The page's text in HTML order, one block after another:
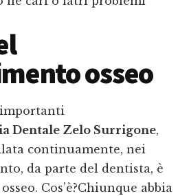
osseo
importanti
Dentale Zelo Surrigone,
continuamente, nei
da parte del dentista, è
Cos’è?Chiunque abbia